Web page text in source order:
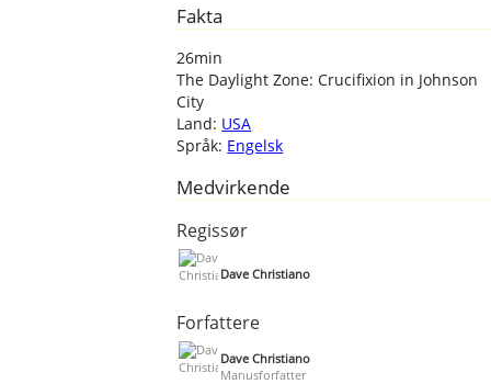
Fakta
26min
The Daylight Zone: Crucifixion in Johnson
City
Land: USA
Språk: Engelsk
Medvirkende
Regissør
Dave Christiano
Forfattere
Dave Christiano
Manusforfatter